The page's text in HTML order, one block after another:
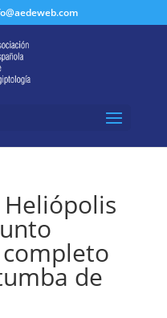
de